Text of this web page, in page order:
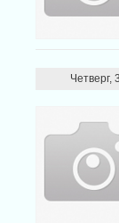
Четверг,